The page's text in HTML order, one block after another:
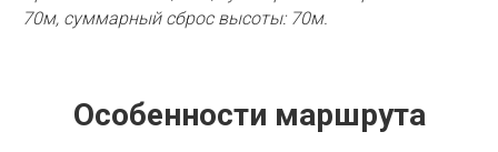
70м, суммарный сброс высоты: 70м.
Особенности маршрута